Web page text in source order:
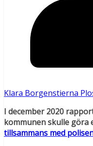
Klara Borgenstierna
I december 2020
kommunen skulle göra
tillsammans med